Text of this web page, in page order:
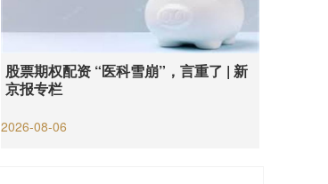
股票期权配资 “医科雪崩”，言重了 | 新
京报专栏
2026-08-06